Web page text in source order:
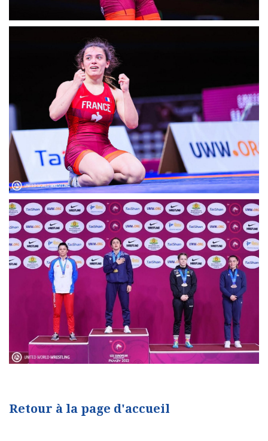
Retour à la page d'accueil